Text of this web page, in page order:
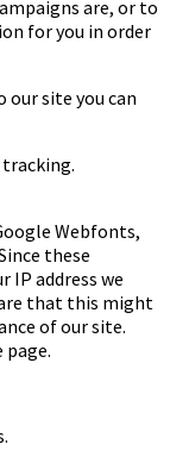
are, or to
for you in order
site you can
Webfonts,
these
IP address we
that this might
of our site.
page.